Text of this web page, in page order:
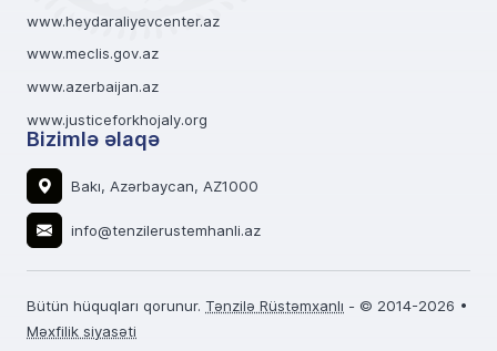
www.heydaraliyevcenter.az
www.meclis.gov.az
www.azerbaijan.az
www.justiceforkhojaly.org
Bizimlə əlaqə
Bakı, Azərbaycan, AZ1000
info@tenzilerustemhanli.az
Bütün hüquqları qorunur. Tənzilə Rüstəmxanlı - © 2014-2026 •
Məxfilik siyasəti